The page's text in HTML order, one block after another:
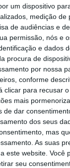
um dispositivo
medição de
de audiências e
permissão, nós e
e dados
procura de
por nossa
conforme
clicar para recusar
mais
de dar
dos seus
mas
As suas
este website. Você
seu
conta com um
que o executivo
comunidade
é “mais um
trará grandes
Andrade, este
com a
de vida na
e
de forma